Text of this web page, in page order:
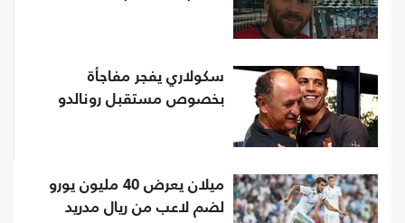
سكولاري يفجر مفاجأة
بخصوص مستقبل رونالدو
ميلان يعرض 40 مليون يورو
لضم لاعب من ريال مدريد